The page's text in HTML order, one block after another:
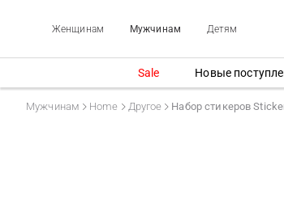
Женщинам Мужчинам Детям
Sale Новые
Мужчинам Home Другое Набор стикеров